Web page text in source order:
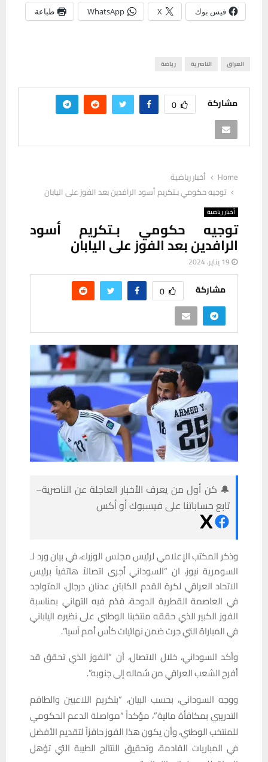
فيس بوك X
WhatsApp طباعة
العراق الناصرية رياضة
مشاركة 0
Home
أخبار رياضية
توجيه حكومي بـتكريم أسود الرافدين بعد الفوز على اليابان
أخبار رياضية
توجيه حكومي بـتكريم أسود
الرافدين بعد الفوز على اليابان
19 يناير، 2024
مشاركة 0
🔔 كن أول من يعرف الأخبار العاجلة عن الناصرية–
تابع حساباتنا على فيسبوك أو أكس
وذكر المكتب الإعلامي لرئيس مجلس الوزراء، في بيان ورد لـ
السومرية نيوز، ان “السوداني أجرى اتصالاً هاتفياً برئيس
الاتحاد العراقي لكرة القدم الكابتن عدنان درجال، المتواجد
في العاصمة القطرية الدوحة، قدّم فيه التهاني بمناسبة
الفوز الكبير الذي حققه منتخبنا الوطني على نظيره الياباني
في المباراة التي جرت ضمن نهائيات كأس أمم آسيا”.
وأكد السوداني، خلال الاتصال، أن “الفوز الذي تحقق قد
أفرح الشعب العراقي من شماله إلى جنوبه”.
ووجه السوداني، بحسب البيان، “بتكريم اللاعبين والطاقم
التدريبي بمكافأة مالية”، مؤكداً “مواصلة الدعم الحكومي
للمنتخب الوطني، وأن يكون هذا الفوز حافزاً لتقديم الأفضل
في المباريات القادمة، وتحقيق النتائج الطيبة التي تؤهل